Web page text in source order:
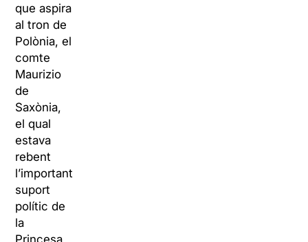
que aspira
al tron de
Polònia, el
comte
Maurizio
de
Saxònia,
el qual
estava
rebent
l’important
suport
polític de
la